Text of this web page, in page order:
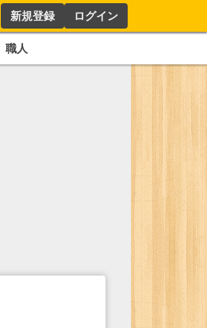
新規登録 ログイン
職人